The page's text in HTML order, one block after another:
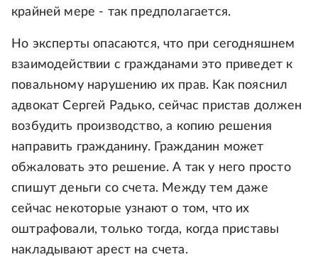
крайней мере - так предполагается.
Но эксперты опасаются, что при сегодняшнем
взаимодействии с гражданами это приведет к
повальному нарушению их прав. Как пояснил
адвокат Сергей Радько, сейчас пристав должен
возбудить производство, а копию решения
направить гражданину. Гражданин может
обжаловать это решение. А так у него просто
спишут деньги со счета. Между тем даже
сейчас некоторые узнают о том, что их
оштрафовали, только тогда, когда приставы
накладывают арест на счета.